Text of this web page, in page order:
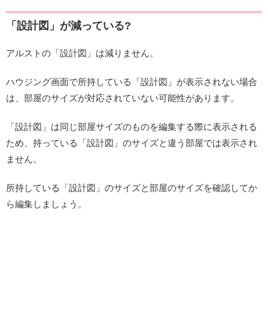
「設計図」が減っている?
アルストの「設計図」は減りません。
ハウジング画面で所持している「設計図」が表示されない場合
は、部屋のサイズが対応されていない可能性があります。
「設計図」は同じ部屋サイズのものを編集する際に表示される
ため、持っている「設計図」のサイズと違う部屋では表示され
ません。
所持している「設計図」のサイズと部屋のサイズを確認してか
ら編集しましょう。